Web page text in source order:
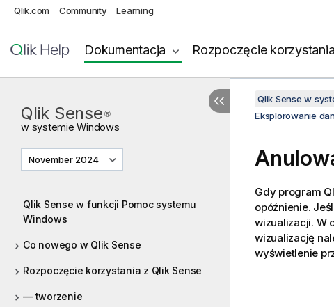
Qlik.com Community Learning
Dokumentacja Rozpoczęcie korzystania
Qlik Sense ®
w systemieWindows
November 2024
Qlik Sense w funkcji Pomoc systemu
Windows
Co nowego w Qlik Sense
Rozpoczęcie korzystania z Qlik Sense
— tworzenie
Qlik Sense w
Eksplorowanie
Gdy program
opóźnienie.
wizualizacji. W
wizualizację
wyświetlenie